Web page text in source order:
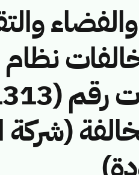
نظام
لمخالفة